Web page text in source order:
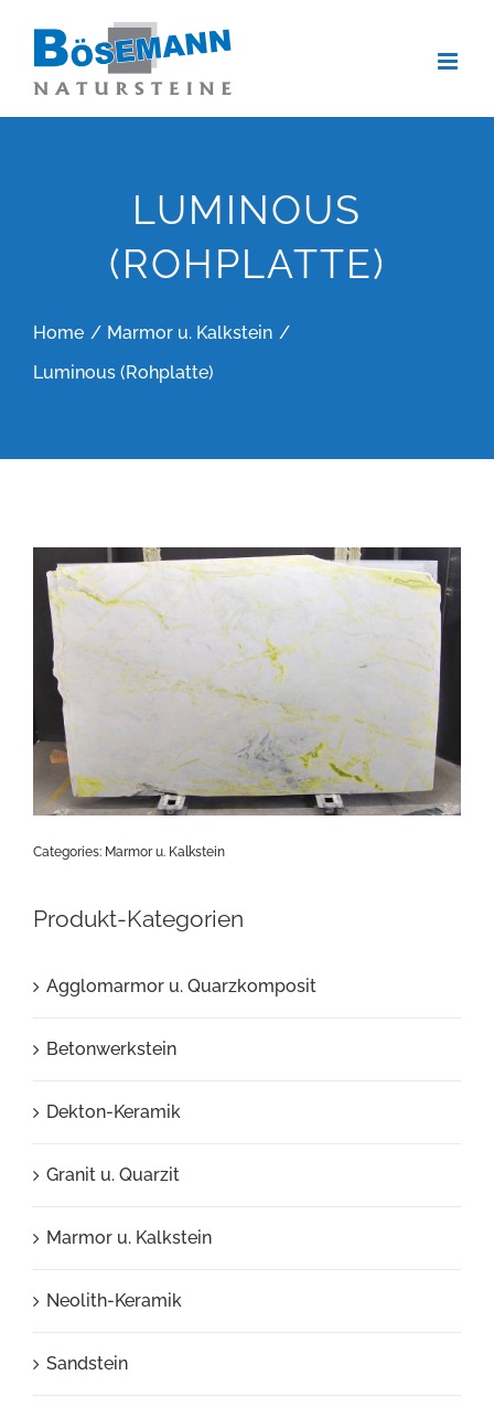
springen
LUMINOUS
(ROHPLATTE)
Home
Marmor u. Kalkstein
Luminous (Rohplatte)
Categories: Marmor u. Kalkstein
Produkt-Kategorien
Agglomarmor u. Quarzkomposit
Betonwerkstein
Dekton-Keramik
Granit u. Quarzit
Marmor u. Kalkstein
Neolith-Keramik
Sandstein